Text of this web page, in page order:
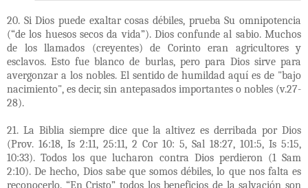
20. Si Dios puede exaltar cosas débiles, prueba Su omnipotencia
(“de los huesos secos da vida”). Dios confunde al sabio. Muchos
de los llamados (creyentes) de Corinto eran agricultores y
esclavos. Esto fue blanco de burlas, pero para Dios sirve para
avergonzar a los nobles. El sentido de humildad aquí es de "bajo
nacimiento", es decir, sin antepasados ​​importantes o nobles (v.27-
28).
21. La Biblia siempre dice que la altivez es derribada por Dios
(Prov. 16:18, Is 2:11, 25:11, 2 Cor 10: 5, Sal 18:27, 101:5, Is 5:15,
10:33). Todos los que lucharon contra Dios perdieron (1 Sam
2:10). De hecho, Dios sabe que somos débiles, lo que nos falta es
reconocerlo. “En Cristo” todos los beneficios de la salvación son